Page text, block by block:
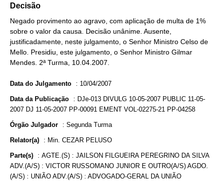
Decisão
Negado provimento ao agravo, com aplicação de multa de 1%
sobre o valor da causa. Decisão unânime. Ausente,
justificadamente, neste julgamento, o Senhor Ministro Celso de
Mello. Presidiu, este julgamento, o Senhor Ministro Gilmar
Mendes. 2ª Turma, 10.04.2007.
Data do Julgamento : 10/04/2007
Data da Publicação : DJe-013 DIVULG 10-05-2007 PUBLIC 11-05-
2007 DJ 11-05-2007 PP-00091 EMENT VOL-02275-21 PP-04258
Órgão Julgador : Segunda Turma
Relator(a) : Min. CEZAR PELUSO
Parte(s) : AGTE.(S) : JAILSON FILGUEIRA PEREGRINO DA SILVA
ADV.(A/S) : VICTOR RUSSOMANO JUNIOR E OUTRO(A/S) AGDO.
(A/S) : UNIÃO ADV.(A/S) : ADVOGADO-GERAL DA UNIÃO